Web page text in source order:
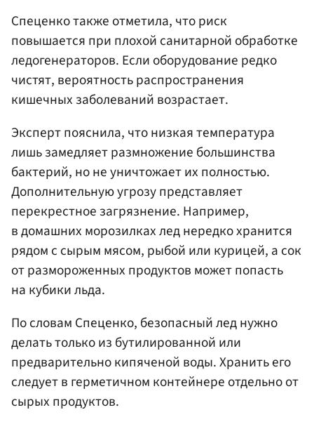
Спеценко также отметила, что риск
повышается при плохой санитарной обработке
ледогенераторов. Если оборудование редко
чистят, вероятность распространения
кишечных заболеваний возрастает.
Эксперт пояснила, что низкая температура
лишь замедляет размножение большинства
бактерий, но не уничтожает их полностью.
Дополнительную угрозу представляет
перекрестное загрязнение. Например,
в домашних морозилках лед нередко хранится
рядом с сырым мясом, рыбой или курицей, а сок
от размороженных продуктов может попасть
на кубики льда.
По словам Спеценко, безопасный лед нужно
делать только из бутилированной или
предварительно кипяченой воды. Хранить его
следует в герметичном контейнере отдельно от
сырых продуктов.